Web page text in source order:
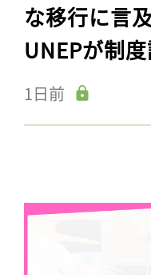
な移行に言
UNEPが制
1日前